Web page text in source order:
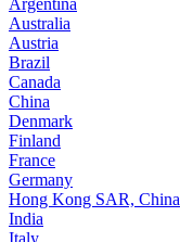
Argentina
Australia
Austria
Brazil
Canada
China
Denmark
Finland
France
Germany
Hong Kong SAR, China
India
Italy